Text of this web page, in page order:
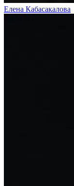
Елена Кабасакалова